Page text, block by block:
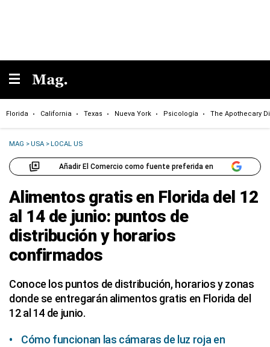
Florida California Texas Nueva York Psicología The Apothecary
MAG >USA >LOCAL US
Añadir El Comercio como fuente preferida en
Alimentos gratis en Florida del 12
al 14 de junio: puntos de
distribución y horarios
confirmados
Conoce los puntos de distribución, horarios y zonas
donde se entregarán alimentos gratis en Florida del
12 al 14 de junio.
Cómo funcionan las cámaras de luz roja en